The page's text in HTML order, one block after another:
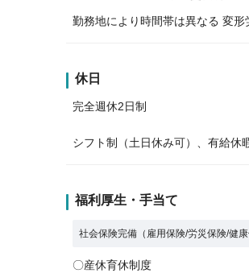
勤務地により時間帯は異なる 変
休日
完全週休2日制
シフト制（土日休み可）、有給休
福利厚生・手当て
社会保険完備（雇用保険/労災保険/健
〇産休育休制度